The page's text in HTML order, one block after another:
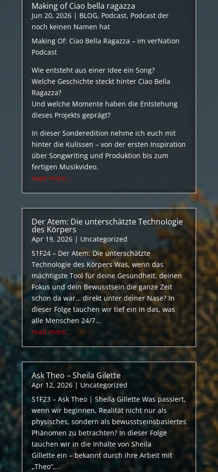
Making of Ciao bella ragazza
Jun 20, 2026| BLOG, Podcast, Podcast der
noch keinen Namen hat
Making Of: Ciao Bella Ragazza – im verNation
Podcast
Wie entsteht aus einer Idee ein Song?
Welche Geschichte steckt hinter Ciao Bella
Ragazza?
Und welche Momente haben die Entstehung
dieses Projekts geprägt?
In dieser Sonderedition nehme ich euch mit
hinter die Kulissen – von der ersten Inspiration
über Songwriting und Produktion bis zum
fertigen Musikvideo.
read more...
Der Atem: Die unterschätzte Technologie
des Körpers
Apr 19, 2026| Uncategorized
S1F24 – Der Atem: Die unterschätzte
Technologie des Körpers Was, wenn das
mächtigste Tool für deine Gesundheit, deinen
Fokus und dein Bewusstsein die ganze Zeit
schon da war… direkt unter deiner Nase? In
dieser Folge tauchen wir tief ein in das, was
alle Menschen 24/7...
read more...
Ask Theo – Sheila Gilette
Apr 12, 2026| Uncategorized
S1F23 – Ask Theo | Sheila Gillette Was passiert,
wenn wir beginnen, Realität nicht nur als
physisches, sondern als bewusstseinsbasiertes
Phänomen zu betrachten? In dieser Folge
tauchen wir in die Inhalte von Sheila
Gillette ein – bekannt durch ihre Arbeit mit
„Theo“,...